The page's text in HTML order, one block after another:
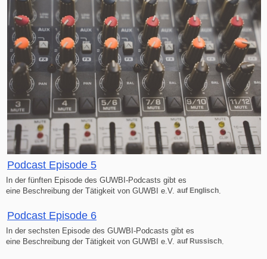
Podcast Episode 5
In der fünften Episode des GUWBI-Podcasts gibt es
eine Beschreibung der Tätigkeit von GUWBI e.V. auf Englisch
Podcast Episode 6
In der sechsten Episode des GUWBI-Podcasts gibt es
eine Beschreibung der Tätigkeit von GUWBI e.V. auf Russisch